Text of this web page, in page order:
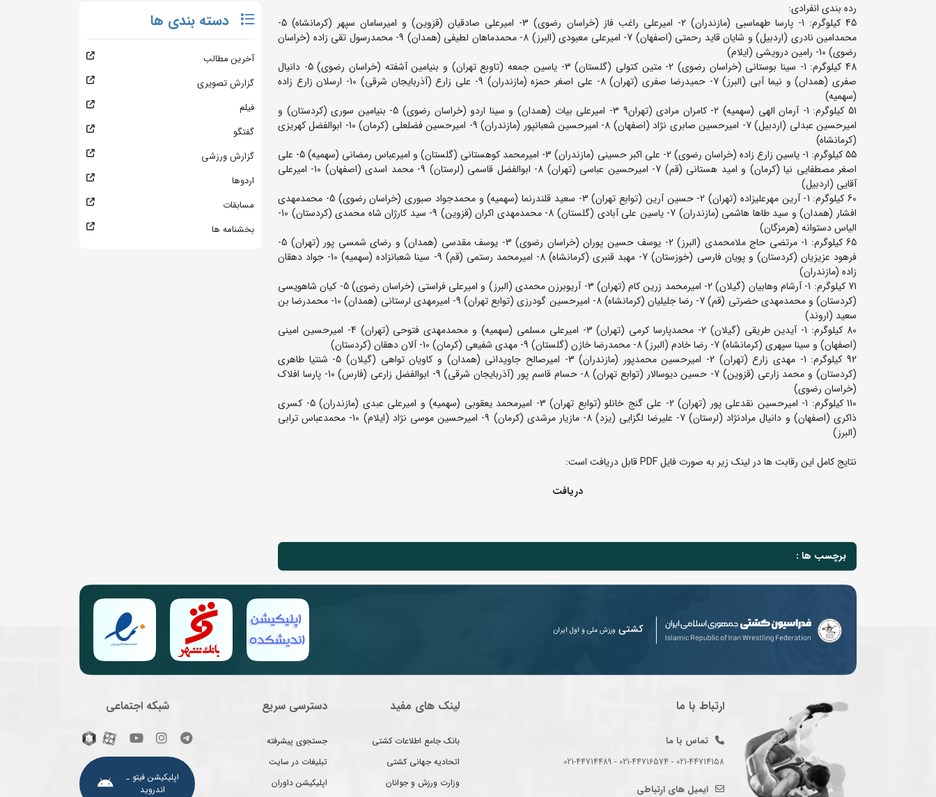
رده بندی انفرادی:
45 کیلوگرم: 1- پارسا طهماسبی (مازندران) 2- امیرعلی راغب فاز (خراسان رضوی) 3- امیرعلی صادقیان (قزوین) و امیرسامان سپهر (کرمانشاه) 5-
محمدامین نادری (اردبیل) و شایان قاید رحمتی (اصفهان) 7- امیرعلی معبودی (البرز) 8- محمدماهان لطیفی (همدان) 9- محمدرسول تقی زاده (خراسان
رضوی) 10- رامین درویشی (ایلام)
48 کیلوگرم: 1- سینا بوستانی (خراسان رضوی) 2- متین کتولی (گلستان) 3- یاسین جمعه (تاوبع تهران) و بنیامین آشفته (خراسان رضوی) 5- دانیال
صفری (همدان) و نیما آبی (البرز) 7- حمیدرضا صفری (تهران) 8- علی اصغر حمزه (مازندران) 9- علی زارع (آذربایجان شرقی) 10- ارسلان زارع زاده
(سهمیه)
51 کیلوگرم: 1- آرمان الهی (سهمیه) 2- کامران مرادی (تهران9 3- امیرعلی بیات (همدان) و سینا اردو (خراسان رضوی) 5- بنیامین سوری (کردستان) و
امیرحسین عبدلی (اردبیل) 7- امیرحسین صابری نژاد (اصفهان) 8- امیرحسین شعبانپور (مازندران) 9- امیرحسین فضلعلی (کرمان) 10- ابوالفضل کهریزی
(کرمانشاه)
55 کیلوگرم: 1- یاسین زارع زاده (خراسان رضوی) 2- علی اکبر حسینی (مازندران) 3- امیرمحمد کوهستانی (گلستان) و امیرعباس رمضانی (سهمیه) 5- علی
اصغر مصطفایی نیا (کرمان) و امید هستانی (قم) 7- امیرحسین عباسی (تهران) 8- ابوالفضل قاسمی (لرستان) 9- محمد اسدی (اصفهان) 10- امیرعلی
آقایی (اردبیل)
60 کیلوگرم: 1- آرین مهرعلیزاده (تهران) 2- حسین آرین (توابع تهران) 3- سعید قلندرنما (سهمیه) و محمدجواد صبوری (خراسان رضوی) 5- محمدمهدی
افشار (همدان) و سید طاها هاشمی (مازندران) 7- یاسین علی آبادی (گلستان) 8- محمدمهدی اکران (قزوین) 9- سید کارژان شاه محمدی (کردستان) 10-
الیاس دستوانه (هرمزگان)
65 کیلوگرم: 1- مرتضی حاج ملامحمدی (البرز) 2- یوسف حسین پوران (خراسان رضوی) 3- یوسف مقدسی (همدان) و رضای شمسی پور (تهران) 5-
فرهود عزیزیان (کردستان) و پویان فارسی (خوزستان) 7- مهبد قنبری (کرمانشاه) 8- امیرمحمد رستمی (قم) 9- سینا شعبانزاده (سهمیه) 10- جواد دهقان
زاده (مازندران)
71 کیلوگرم: 1- آرشام وهابیان (گیلان) 2- امیرمحمد زرین کام (تهران) 3- آریوبرزن محمدی (البرز) و امیرعلی فراستی (خراسان رضوی) 5- کیان شاهویسی
(کردستان) و محمدمهدی حضرتی (قم) 7- رضا جلیلیان (کرمانشاه) 8- امیرحسین گودرزی (توابع تهران) 9- امیرمهدی لرستانی (همدان) 10- محمدرضا بن
سعید (اروند)
80 کیلوگرم: 1- آیدین طریقی (گیلان) 2- محمدپارسا کرمی (تهران) 3- امیرعلی مسلمی (سهمیه) و محمدمهدی فتوحی (تهران) 4- امیرحسین امینی
(اصفهان) و سینا سپهری (کرمانشاه) 7- رضا خادم (البرز) 8- محمدرضا خازن (گلستان) 9- مهدی شفیعی (کرمان) 10- آلان دهقان (کردستان)
92 کیلوگرم: 1- مهدی زارع (تهران) 2- امیرحسین محمدپور (مازندران) 3- امیرصالح جاویدانی (همدان) و کاویان تواهی (گیلان) 5- شنتیا طاهری
(کردستان) و محمد زارعی (قزوین) 7- حسین دیوسالار (توابع تهران) 8- حسام قاسم پور (آذربایجان شرقی) 9- ابوالفضل زارعی (فارس) 10- پارسا افلاک
(خراسان رضوی)
110 کیلوگرم: 1- امیرحسین نقدعلی پور (تهران) 2- علی گنج خانلو (توابع تهران) 3- امیرمحمد یعقوبی (سهمیه) و امیرعلی عبدی (مازندران) 5- کسری
ذاکری (اصفهان) و دانیال مرادنژاد (لرستان) 7- علیرضا لگزایی (یزد) 8- مازیار مرشدی (کرمان) 9- امیرحسین موسی نژاد (ایلام) 10- محمدعباس ترابی
(البرز)
نتایج کامل این رقابت ها در لینک زیر به صورت فایل PDF قابل دریافت است:
دریافت
برچسب ها :
دسته بندی ها
آخرین مطالب
گزارش تصویری
فیلم
گفتگو
گزارش ورزشی
اردوها
مسابقات
بخشنامه ها
کشتی ورزش ملی و اول ایران
ارتباط با ما
تماس با ما
021-44714158 - 021-44716574 - 021-44714489
ایمیل های ارتباطی
لینک های مفید
بانک جامع اطلاعات کشتی
اتحادیه جهانی کشتی
وزارت ورزش و جوانان
دسترسی سریع
جستجوی پیشرفته
تبلیغات در سایت
اپلیکیشن داوران
شبکه اجتماعی
اپلیکیشن فیتو ـ
اندروید